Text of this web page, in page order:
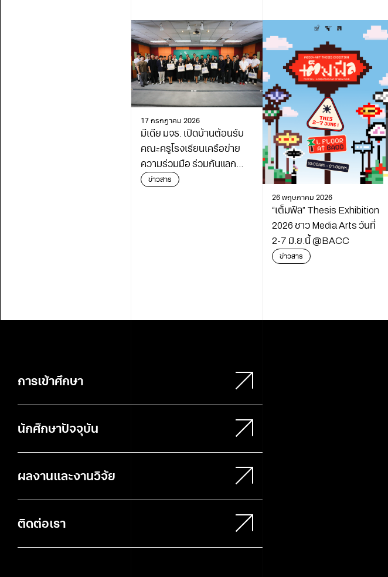
17 กรกฎาคม 2026
มีเดีย มจธ. เปิดบ้านต้อนรับ
คณะครูโรงเรียนเครือข่าย
ความร่วมมือ ร่วมกันแลก
เปลี่ยนเรียนรู้เดินหน้า
ข่าวสาร
26 พฤษภาคม 2026
“เต็มฟีล” Thesis Exhibition
2026 ชาว Media Arts วันที่
2-7 มิ.ย.นี้ @BACC
ข่าวสาร
การเข้าศึกษา
นักศึกษาปัจจุบัน
ผลงานและงานวิจัย
ติดต่อเรา